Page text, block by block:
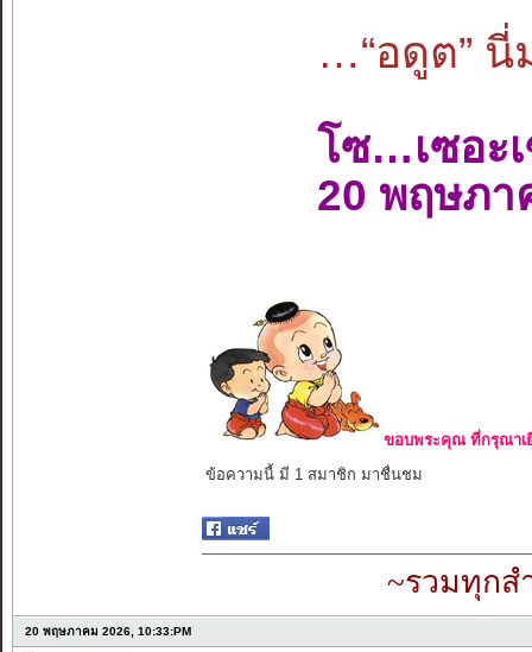
…“อดูต”
โซ…เซอะ
20 พฤษภา
ขอบพระคุณ ที่กรุณาเ
ข้อความนี้ มี 1 สมาชิก มาชื่นชม
~รวมทุกส
20 พฤษภาคม 2026, 10:33:PM